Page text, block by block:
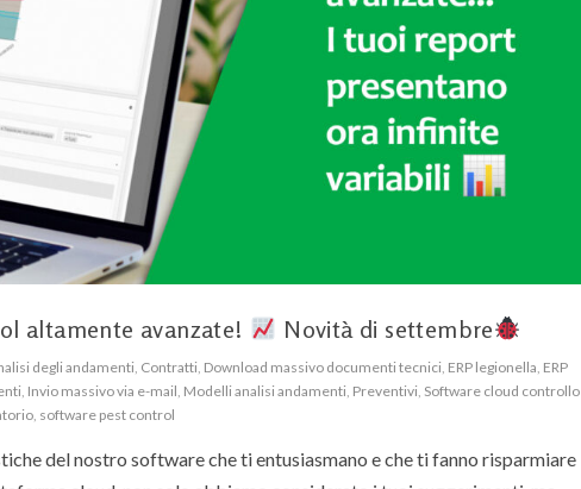
altamente avanzate! Novità di settembre
degli andamenti, Contratti, Download massivo documenti tecnici, ERP legionella, ERP
, Invio massivo via e-mail, Modelli analisi andamenti, Preventivi, Software cloud controllo
, software pest control
del nostro software che ti entusiasmano e che ti fanno risparmiare